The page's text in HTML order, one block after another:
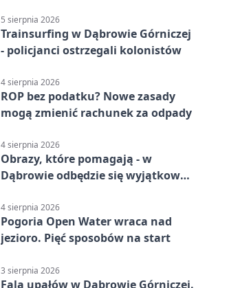
5 sierpnia 2026
Trainsurfing w Dąbrowie Górniczej
- policjanci ostrzegali kolonistów
4 sierpnia 2026
ROP bez podatku? Nowe zasady
mogą zmienić rachunek za odpady
4 sierpnia 2026
Obrazy, które pomagają - w
Dąbrowie odbędzie się wyjątkowa
4 sierpnia 2026
Pogoria Open Water wraca nad
jezioro. Pięć sposobów na start
3 sierpnia 2026
Fala upałów w Dąbrowie Górniczej.